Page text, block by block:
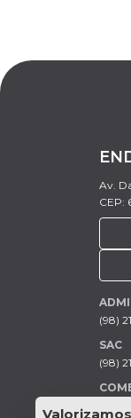
Av.
CEP:
(98)
SAC
(98)